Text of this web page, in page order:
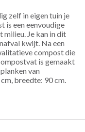
zelf in eigen tuin je
is een eenvoudige
milieu. Je kan in dit
kwijt. Na een
compost die
is gemaakt
van
breedte: 90 cm.